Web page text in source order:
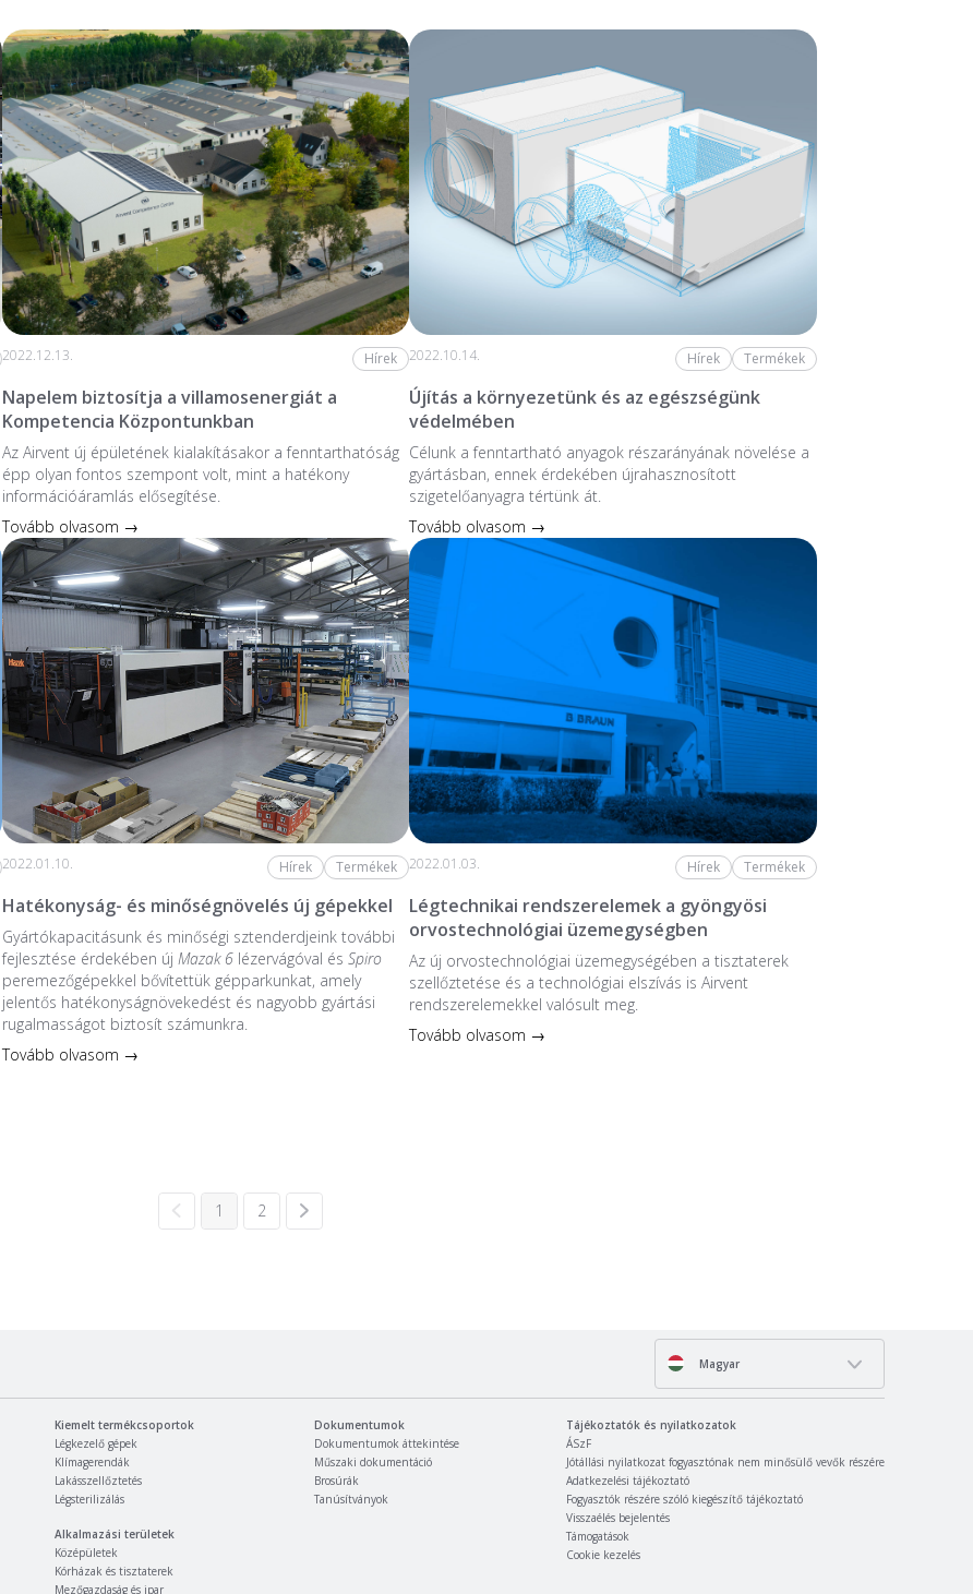
2022.12.13. Hírek
Napelem biztosítja a villamosenergiát a
Kompetencia Központunkban
Az Airvent új épületének kialakításakor a fenntarthatóság
épp olyan fontos szempont volt, mint a hatékony
információáramlás elősegítése.
Tovább olvasom →
2022.10.14. Hírek Termékek
Újítás a környezetünk és az egészségünk
védelmében
Célunk a fenntartható anyagok részarányának növelése a
gyártásban, ennek érdekében újrahasznosított
szigetelőanyagra tértünk át.
Tovább olvasom →
2022.01.10. Hírek Termékek
Hatékonyság- és minőségnövelés új gépekkel
Gyártókapacitásunk és minőségi sztenderdjeink további
fejlesztése érdekében új Mazak 6lézervágóval és Spiro
peremezőgépekkel bővítettük gépparkunkat, amely
jelentős hatékonyságnövekedést és nagyobb gyártási
rugalmasságot biztosít számunkra.
Tovább olvasom →
2022.01.03. Hírek Termékek
Légtechnikai rendszerelemek a gyöngyösi
orvostechnológiai üzemegységben
Az új orvostechnológiai üzem­egységében a tiszta­terek
szellőztetése és a technológiai elszívás is Airvent
rendszerelemekkel valósult meg.
Tovább olvasom →
1 2
Magyar
Kiemelt termékcsoportok
Légkezelő gépek
Klímagerendák
Lakásszellőztetés
Légsterilizálás
Alkalmazási területek
Középületek
Kórházak és tisztaterek
Mezőgazdaság és ipar
Dokumentumok
Dokumentumok áttekintése
Műszaki dokumentáció
Brosúrák
Tanúsítványok
Tájékoztatók és nyilatkozatok
ÁSzF
Jótállási nyilatkozat fogyasztónak nem minősülő vevők részére
Adatkezelési tájékoztató
Fogyasztók részére szóló kiegészítő tájékoztató
Visszaélés bejelentés
Támogatások
Cookie kezelés